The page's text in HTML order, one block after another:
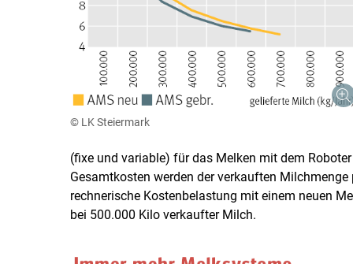
© LK Steiermark
(fixe und variable) für das Melken mit dem
Gesamtkosten werden der verkauften
rechnerische Kostenbelastung mit einem neuen
bei 500.000 Kilo verkaufter Milch.